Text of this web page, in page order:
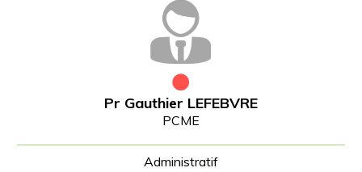
Pr Gauthier LEFEBVRE
PCME